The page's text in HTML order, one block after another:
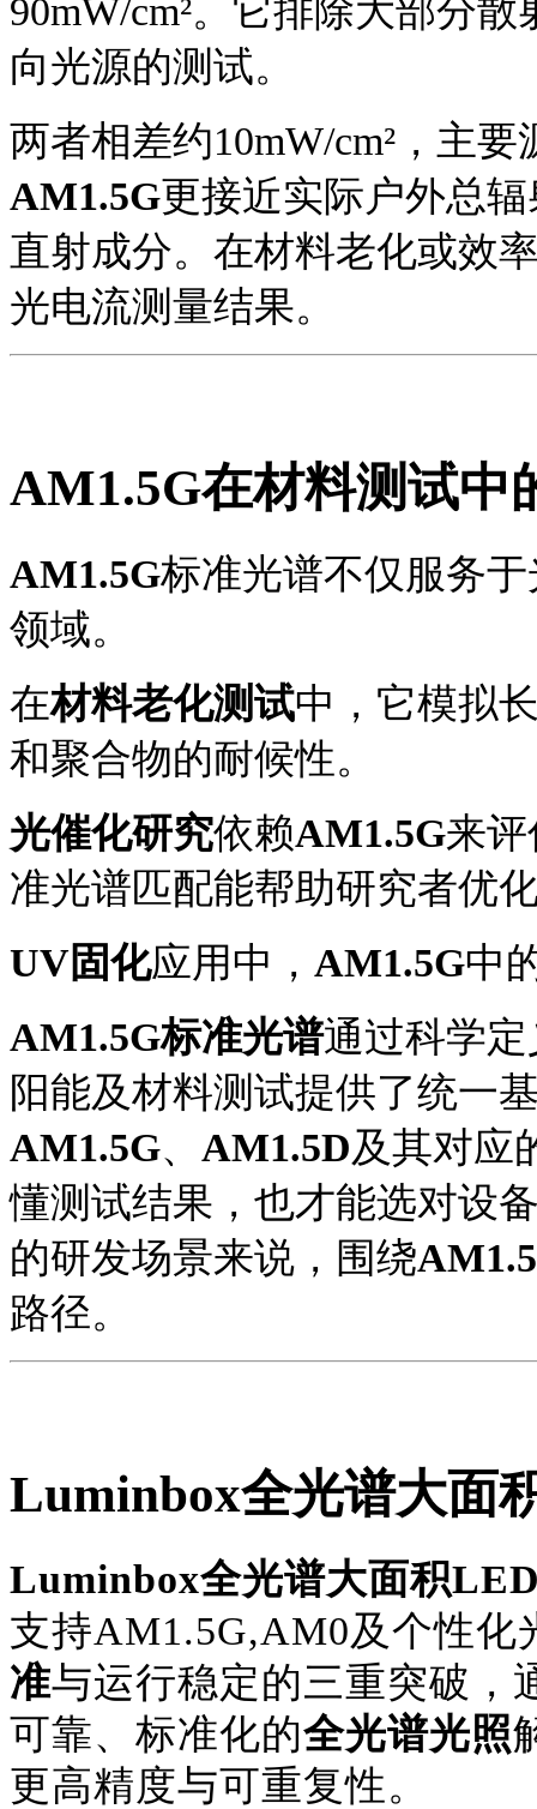
90mW/cm²。它排除大部分
向光源的测试。
两者相差约10mW/cm²，主
AM1.5G更接近实际户外总
直射成分。在材料老化或效
光电流测量结果。
AM1.5G在材料测试中
AM1.5G标准光谱不仅服务
领域。
在材料老化测试中，它模拟
和聚合物的耐候性。
光催化研究依赖AM1.5G来
准光谱匹配能帮助研究者优
UV固化应用中， AM1.5G中
AM1.5G标准光谱通过科学
阳能及材料测试提供了统一
AM1.5G、 AM1.5D及其对应
懂测试结果，也才能选对设
的研发场景来说，围绕
路径。
Luminbox全光谱大面
Luminbox全光谱大面积
支持AM1.5G,AM0及个性化
准与运行稳定的三重突破，
可靠、标准化的全光谱光照
更高精度与可重复性。